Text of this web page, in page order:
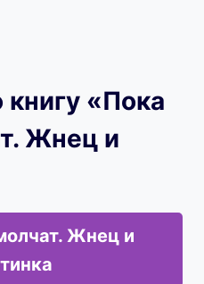
«Пока
Жнец и
Жнец и